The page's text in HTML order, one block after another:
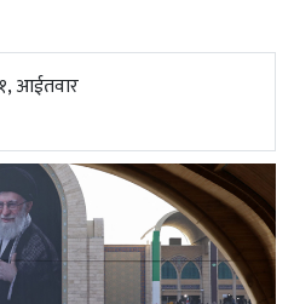
आईतवार